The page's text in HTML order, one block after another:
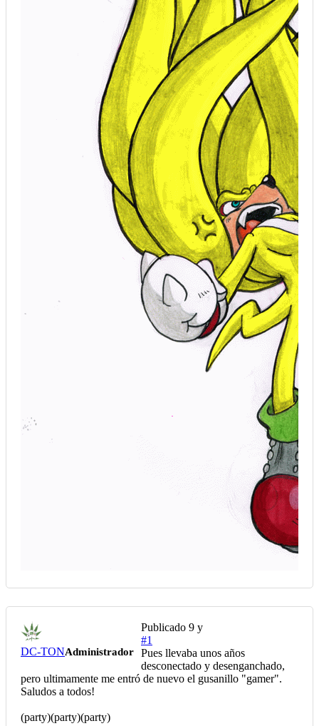
DC-TONAdministrador
Publicado 9 y
#1
Pues llevaba unos años
desconectado y desenganchado,
pero ultimamente me entró de nuevo el gusanillo "gamer".
Saludos a todos!
(party)(party)(party)